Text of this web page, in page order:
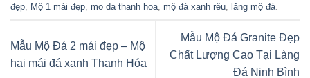
đẹp Mộ 1 mái đẹp mo da thanh hoa mộ đá xanh rêu lăng mộ đá
Mẫu Mộ Đá 2 mái đẹp – Mộ
hai mái đá xanh Thanh Hóa
Mẫu Mộ Đá Granite Đẹp
Chất Lượng Cao Tại Làng
Đá Ninh Bình